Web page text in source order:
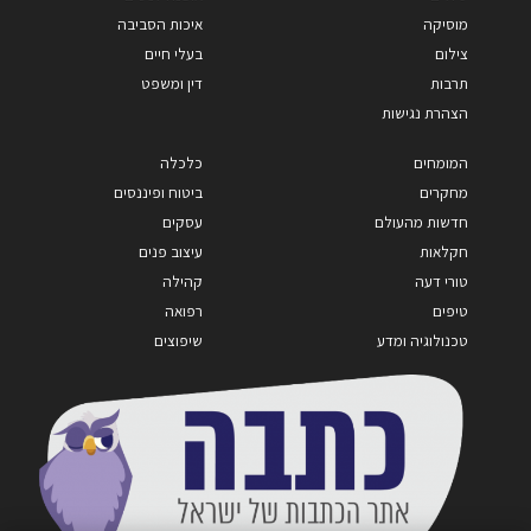
מוסיקה
צילום
תרבות
הצהרת נגישות
איכות הסביבה
בעלי חיים
דין ומשפט
המומחים
מחקרים
חדשות מהעולם
חקלאות
טורי דעה
טיפים
טכנולוגיה ומדע
כלכלה
ביטוח ופיננסים
עסקים
עיצוב פנים
קהילה
רפואה
שיפוצים